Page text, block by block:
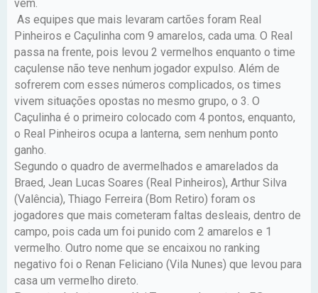
vem.
As equipes que mais levaram cartões foram Real
Pinheiros e Caçulinha com 9 amarelos, cada uma. O Real
passa na frente, pois levou 2 vermelhos enquanto o time
caçulense não teve nenhum jogador expulso. Além de
sofrerem com esses números complicados, os times
vivem situações opostas no mesmo grupo, o 3. O
Caçulinha é o primeiro colocado com 4 pontos, enquanto,
o Real Pinheiros ocupa a lanterna, sem nenhum ponto
ganho.
Segundo o quadro de avermelhados e amarelados da
Braed, Jean Lucas Soares (Real Pinheiros), Arthur Silva
(Valência), Thiago Ferreira (Bom Retiro) foram os
jogadores que mais cometeram faltas desleais, dentro de
campo, pois cada um foi punido com 2 amarelos e 1
vermelho. Outro nome que se encaixou no ranking
negativo foi o Renan Feliciano (Vila Nunes) que levou para
casa um vermelho direto.